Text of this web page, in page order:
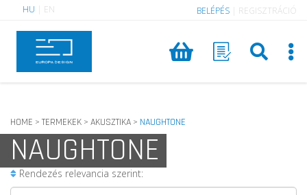
HU EN BELÉPÉS REGISZTRÁCIÓ
HOME > TERMEKEK > AKUSZTIKA > NAUGHTONE
NAUGHTONE
Rendezés relevancia szerint: